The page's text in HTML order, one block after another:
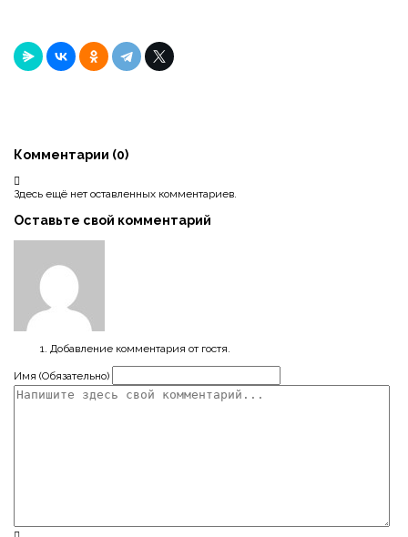
Комментарии (0)
Здесь ещё нет оставленных комментариев.
Оставьте свой комментарий
Добавление комментария от гостя.
Имя (Обязательно)